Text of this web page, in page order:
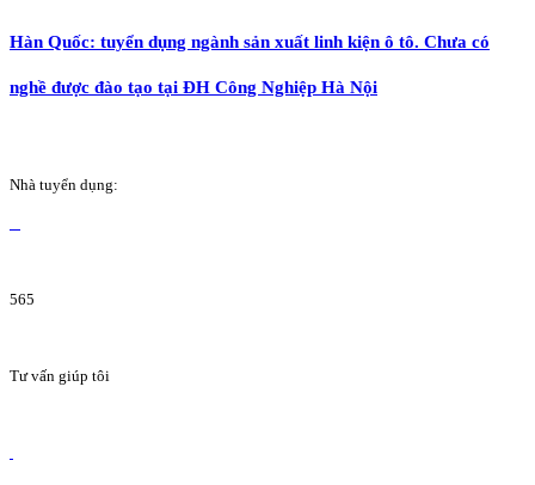
Hàn Quốc: tuyển dụng ngành sản xuất linh kiện ô tô. Chưa có
nghề được đào tạo tại ĐH Công Nghiệp Hà Nội
Nhà tuyển dụng:
565
Tư vấn giúp tôi